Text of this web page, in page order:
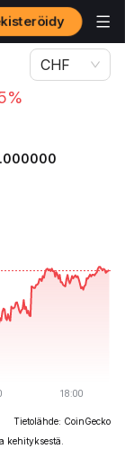
CHF
Tietolähde: CoinGecko
kehityksestä.